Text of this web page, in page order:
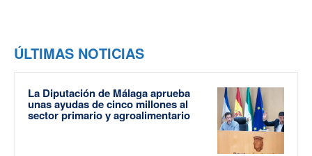
ÚLTIMAS NOTICIAS
La Diputación de Málaga aprueba
unas ayudas de cinco millones al
sector primario y agroalimentario